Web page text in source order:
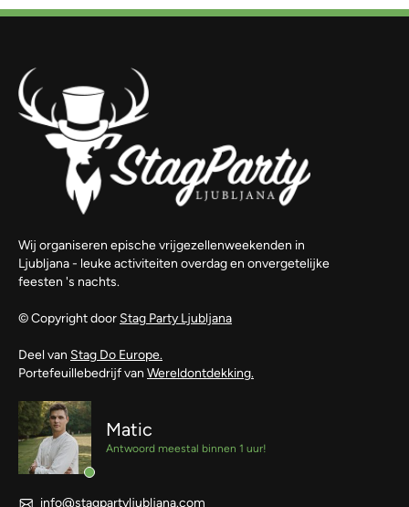
Wij organiseren epische vrijgezellenweekenden in
Ljubljana - leuke activiteiten overdag en onvergetelijke
feesten 's nachts.
© Copyright door Stag Party Ljubljana
Deel van Stag Do Europe.
Portefeuillebedrijf van Wereldontdekking.
Matic
Antwoord meestal binnen 1 uur!
info@stagpartyljubljana.com